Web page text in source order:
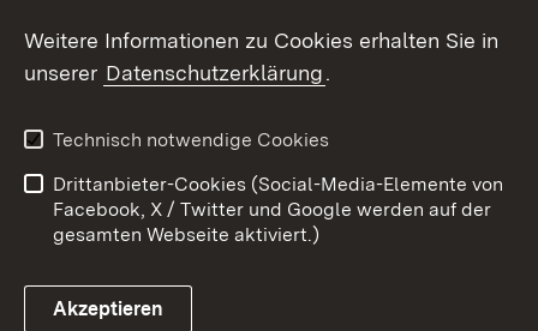
Link zum Landesportal
Barrierefreiheit
Benutzungshinweise
Impressum
Cookies
Weitere Informationen zu Cookies erhalten Sie in
unserer Datenschutzerklärung.
Technisch notwendige Cookies
Drittanbieter-Cookies (Social-Media-Elemente von
Facebook, X / Twitter und Google werden auf der
gesamten Webseite aktiviert.)
Akzeptieren